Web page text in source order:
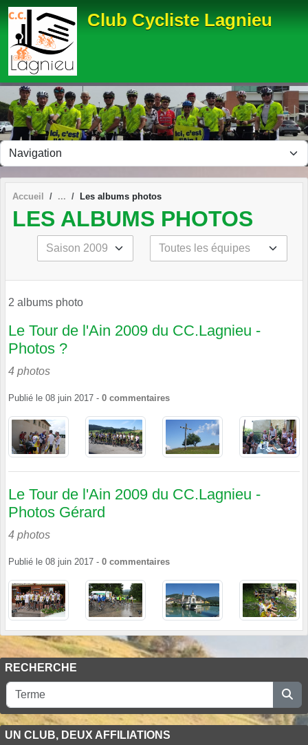
Club Cycliste Lagnieu
Accueil Les albums photos
LES ALBUMS PHOTOS
2 albums photo
Le Tour de l'Ain 2009 du CC.Lagnieu -
Photos ?
4 photos
Publié le 08 juin 2017 - 0 commentaires
Le Tour de l'Ain 2009 du CC.Lagnieu -
Photos Gérard
4 photos
Publié le 08 juin 2017 - 0 commentaires
RECHERCHE
UN CLUB, DEUX AFFILIATIONS
Panneau de gestion des cookies